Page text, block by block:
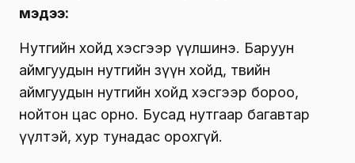
мэдээ:
Нутгийн хойд хэсгээр үүлшинэ. Баруун
аймгуудын нутгийн зүүн хойд, төвийн
аймгуудын нутгийн хойд хэсгээр бороо,
нойтон цас орно. Бусад нутгаар багавтар
үүлтэй, хур тунадас орохгүй.